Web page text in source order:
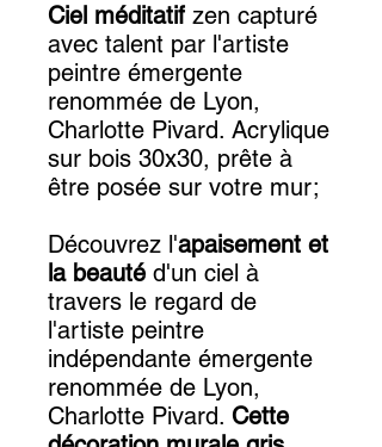
Ciel méditatif zen capturé
avec talent par l'artiste
peintre émergente
renommée de Lyon,
Charlotte Pivard. Acrylique
sur bois 30x30, prête à
être posée sur votre mur;
Découvrez l'apaisement et
la beauté d'un ciel à
travers le regard de
l'artiste peintre
indépendante émergente
renommée de Lyon,
Charlotte Pivard. Cette